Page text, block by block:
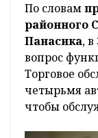
По словам
районного
Панасика,
вопрос
Торговое
четырьмя
чтобы